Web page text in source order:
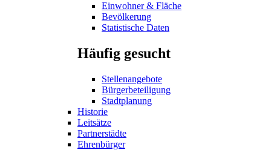
Einwohner & Fläche
Bevölkerung
Statistische Daten
Häufig gesucht
Stellenangebote
Bürgerbeteiligung
Stadtplanung
Historie
Leitsätze
Partnerstädte
Ehrenbürger